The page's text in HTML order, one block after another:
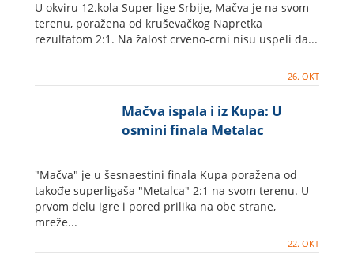
U okviru 12.kola Super lige Srbije, Mačva je na svom
terenu, poražena od kruševačkog Napretka
rezultatom 2:1. Na žalost crveno-crni nisu uspeli da...
26. OKT
Mačva ispala i iz Kupa: U
osmini finala Metalac
"Mačva" je u šesnaestini finala Kupa poražena od
takođe superligaša "Metalca" 2:1 na svom terenu. U
prvom delu igre i pored prilika na obe strane,
mreže...
22. OKT